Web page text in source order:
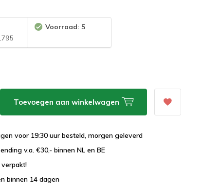
Voorraad: 5
Toevoegen aan winkelwagen
voor 19:30 uur besteld, morgen geleverd
v.a. €30,- binnen NL en BE
binnen 14 dagen